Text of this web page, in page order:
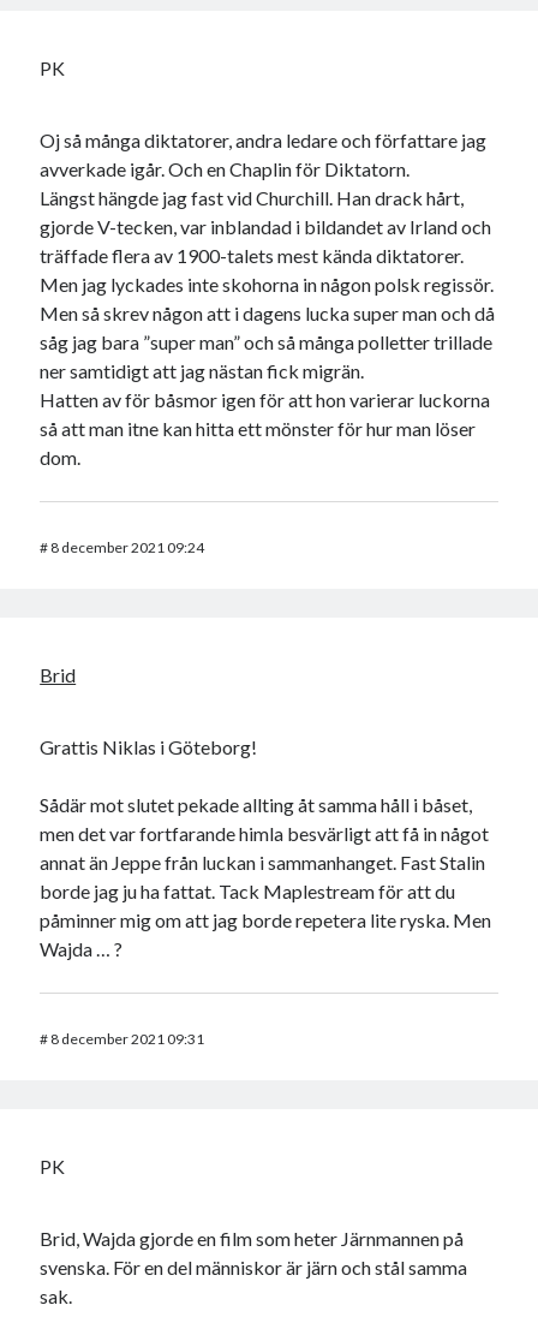
PK
Oj så många diktatorer, andra ledare och författare jag
avverkade igår. Och en Chaplin för Diktatorn.
Längst hängde jag fast vid Churchill. Han drack hårt,
gjorde V-tecken, var inblandad i bildandet av Irland och
träffade flera av 1900-talets mest kända diktatorer.
Men jag lyckades inte skohorna in någon polsk regissör.
Men så skrev någon att i dagens lucka super man och då
såg jag bara ”super man” och så många polletter trillade
ner samtidigt att jag nästan fick migrän.
Hatten av för båsmor igen för att hon varierar luckorna
så att man itne kan hitta ett mönster för hur man löser
dom.
# 8 december 2021 09:24
Brid
Grattis Niklas i Göteborg!
Sådär mot slutet pekade allting åt samma håll i båset,
men det var fortfarande himla besvärligt att få in något
annat än Jeppe från luckan i sammanhanget. Fast Stalin
borde jag ju ha fattat. Tack Maplestream för att du
påminner mig om att jag borde repetera lite ryska. Men
Wajda … ?
# 8 december 2021 09:31
PK
Brid, Wajda gjorde en film som heter Järnmannen på
svenska. För en del människor är järn och stål samma
sak.